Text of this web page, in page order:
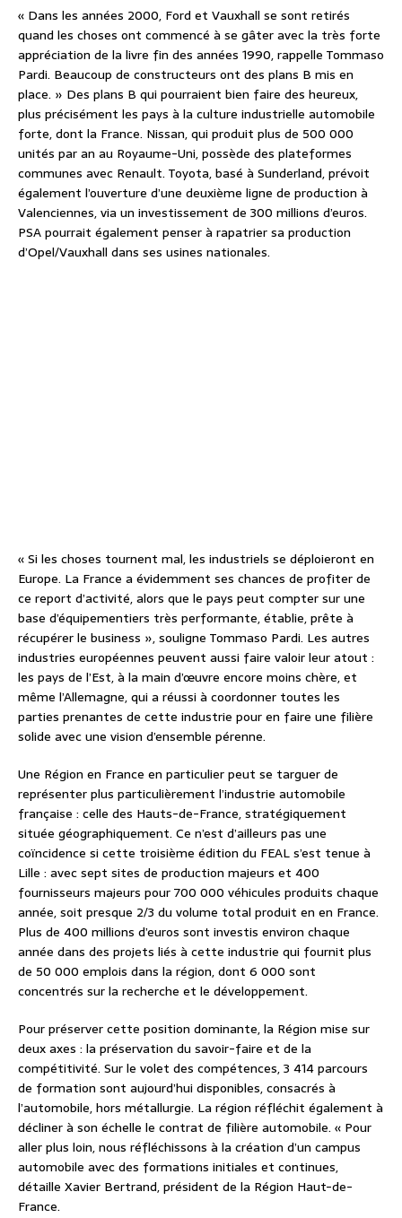
« Dans les années 2000, Ford et Vauxhall se sont retirés
quand les choses ont commencé à se gâter avec la très forte
appréciation de la livre fin des années 1990, rappelle Tommaso
Pardi. Beaucoup de constructeurs ont des plans B mis en
place. » Des plans B qui pourraient bien faire des heureux,
plus précisément les pays à la culture industrielle automobile
forte, dont la France. Nissan, qui produit plus de 500 000
unités par an au Royaume-Uni, possède des plateformes
communes avec Renault. Toyota, basé à Sunderland, prévoit
également l’ouverture d’une deuxième ligne de production à
Valenciennes, via un investissement de 300 millions d’euros.
PSA pourrait également penser à rapatrier sa production
d’Opel/Vauxhall dans ses usines nationales.
« Si les choses tournent mal, les industriels se déploieront en
Europe. La France a évidemment ses chances de profiter de
ce report d’activité, alors que le pays peut compter sur une
base d’équipementiers très performante, établie, prête à
récupérer le business », souligne Tommaso Pardi. Les autres
industries européennes peuvent aussi faire valoir leur atout :
les pays de l’Est, à la main d’œuvre encore moins chère, et
même l’Allemagne, qui a réussi à coordonner toutes les
parties prenantes de cette industrie pour en faire une filière
solide avec une vision d’ensemble pérenne.
Une Région en France en particulier peut se targuer de
représenter plus particulièrement l’industrie automobile
française : celle des Hauts-de-France, stratégiquement
située géographiquement. Ce n’est d’ailleurs pas une
coïncidence si cette troisième édition du FEAL s’est tenue à
Lille : avec sept sites de production majeurs et 400
fournisseurs majeurs pour 700 000 véhicules produits chaque
année, soit presque 2/3 du volume total produit en en France.
Plus de 400 millions d’euros sont investis environ chaque
année dans des projets liés à cette industrie qui fournit plus
de 50 000 emplois dans la région, dont 6 000 sont
concentrés sur la recherche et le développement.
Pour préserver cette position dominante, la Région mise sur
deux axes : la préservation du savoir-faire et de la
compétitivité. Sur le volet des compétences, 3 414 parcours
de formation sont aujourd’hui disponibles, consacrés à
l’automobile, hors métallurgie. La région réfléchit également à
décliner à son échelle le contrat de filière automobile. « Pour
aller plus loin, nous réfléchissons à la création d’un campus
automobile avec des formations initiales et continues,
détaille Xavier Bertrand, président de la Région Haut-de-
France.